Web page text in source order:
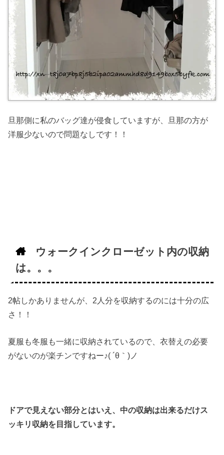
旦那側に私のバッグ達が侵食していますが、旦那の方が
洋服少ないので問題なしです！！
ウォークインクローゼット内の収納
は。。。
2帖しかありませんが、2人分を収納するのには十分の広
さ！！
夏服も冬服も一緒に収納されているので、衣替えの必要
がないのが楽チンですねー♪( ´θ｀)ノ
ドアで見えない部分とはいえ、中の収納は出来るだけス
ッキリ収納を目指しています。